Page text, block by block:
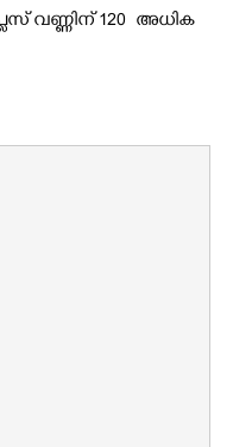
വണ്ണിന് 120 അധിക